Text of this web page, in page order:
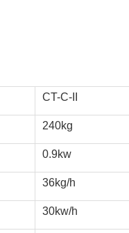
CT-C-II
240kg
0.9kw
36kg/h
30kw/h